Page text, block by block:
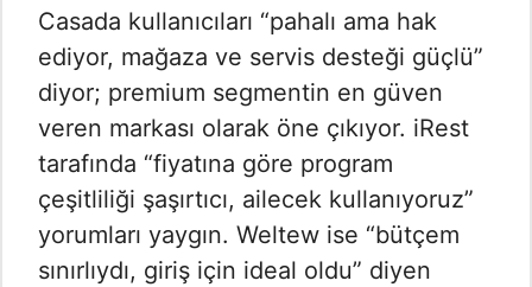
Casada kullanıcıları “pahalı ama hak
ediyor, mağaza ve servis desteği güçlü”
diyor; premium segmentin en güven
veren markası olarak öne çıkıyor. iRest
tarafında “fiyatına göre program
çeşitliliği şaşırtıcı, ailecek kullanıyoruz”
yorumları yaygın. Weltew ise “bütçem
sınırlıydı, giriş için ideal oldu” diyen